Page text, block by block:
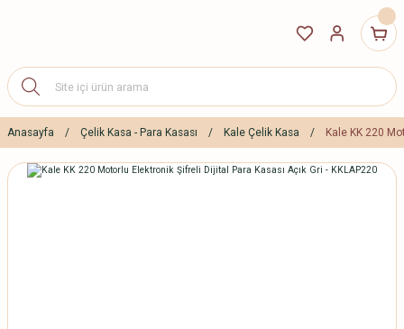
Anasayfa Çelik Kasa - Para Kasası Kale Çelik Kasa Kale KK 220